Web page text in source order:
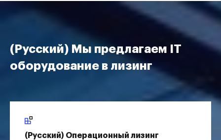
(Русский) Мы предлагаем IT
оборудование в лизинг
(Русский) Операционный лизинг